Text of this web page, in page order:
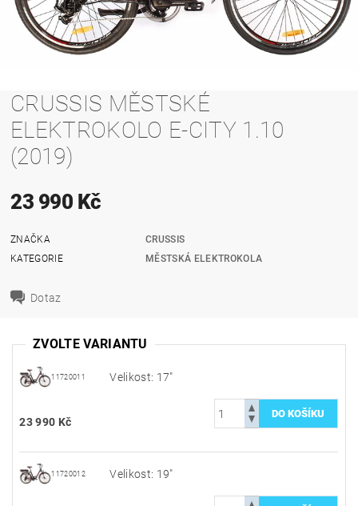
CRUSSIS MĚSTSKÉ
ELEKTROKOLO E-CITY 1.10
(2019)
23 990 Kč
ZNAČKA
CRUSSIS
KATEGORIE
MĚSTSKÁ ELEKTROKOLA
Dotaz
ZVOLTE VARIANTU
11720011 Velikost: 17"
23 990 Kč
11720012 Velikost: 19"